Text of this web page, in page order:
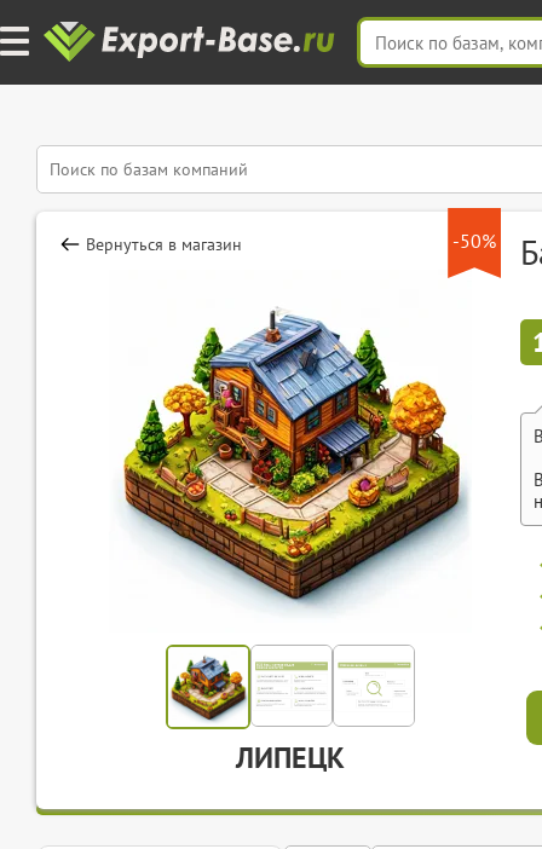
-50%
Вернуться в магазин
ЛИПЕЦК